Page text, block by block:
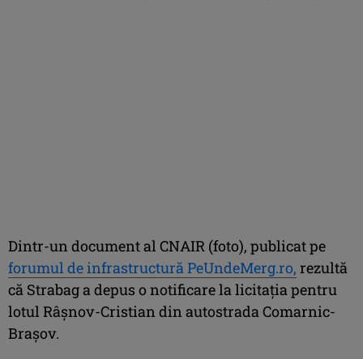
Dintr-un document al CNAIR (foto), publicat pe
forumul de infrastructură PeUndeMerg.ro, rezultă
că Strabag a depus o notificare la licitaţia pentru
lotul Râşnov-Cristian din autostrada Comarnic-
Braşov.